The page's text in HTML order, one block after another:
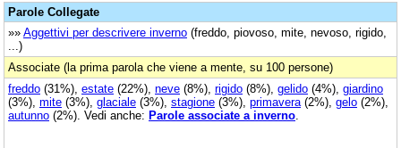
Parole Collegate
»» Aggettivi per descrivere inverno (freddo, piovoso, mite, nevoso, rigido,
...)
Associate (la prima parola che viene a mente, su 100 persone)
freddo (31%), estate (22%), neve (8%), rigido (8%), gelido (4%), giardino
(3%), mite (3%), glaciale (3%), stagione (3%), primavera (2%), gelo (2%),
autunno (2%). Vedi anche: Parole associate a inverno